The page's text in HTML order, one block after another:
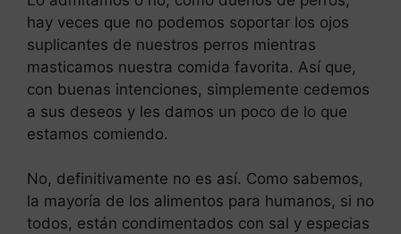
hay veces que no podemos soportar los ojos
suplicantes de nuestros perros mientras
masticamos nuestra comida favorita. Así que,
con buenas intenciones, simplemente cedemos
a sus deseos y les damos un poco de lo que
estamos comiendo.
No, definitivamente no es así. Como sabemos,
la mayoría de los alimentos para humanos, si no
todos, están condimentados con sal y especias